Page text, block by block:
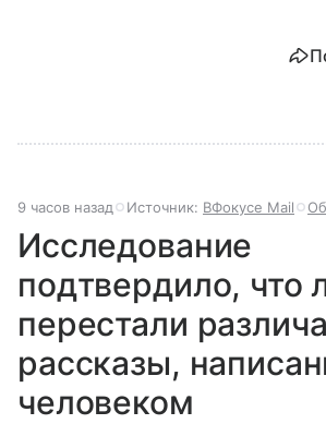
9 часов назад Источник: ВФокусе Mail
Исследование
подтвердило, что
перестали
рассказы,
человеком